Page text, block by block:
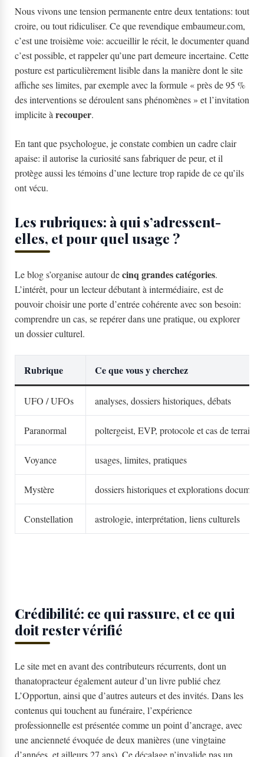
Nous vivons une tension permanente entre deux tentations: tout
croire, ou tout ridiculiser. Ce que revendique embaumeur.com,
c’est une troisième voie: accueillir le récit, le documenter quand
c’est possible, et rappeler qu’une part demeure incertaine. Cette
posture est particulièrement lisible dans la manière dont le site
affiche ses limites, par exemple avec la formule « près de 95 %
des interventions se déroulent sans phénomènes » et l’invitation
implicite à recouper.
En tant que psychologue, je constate combien un cadre clair
apaise: il autorise la curiosité sans fabriquer de peur, et il
protège aussi les témoins d’une lecture trop rapide de ce qu’ils
ont vécu.
Les rubriques: à qui s’adressent-
elles, et pour quel usage ?
Le blog s’organise autour decinq grandes catégories.
L’intérêt, pour un lecteur débutant à intermédiaire, est de
pouvoir choisir une porte d’entrée cohérente avec son besoin:
comprendre un cas, se repérer dans une pratique, ou explorer
un dossier culturel.
Rubrique Ce que vous y cherchez
UFO / UFOs analyses, dossiers historiques, débats
Paranormal poltergeist, EVP, protocole et cas de terrain
Voyance usages, limites, pratiques
Mystère dossiers historiques et explorations
Constellation astrologie, interprétation, liens culturels
Crédibilité: ce qui rassure, et ce qui
doit rester vérifié
Le site met en avant des contributeurs récurrents, dont un
thanatopracteur également auteur d’un livre publié chez
L’Opportun, ainsi que d’autres auteurs et des invités. Dans les
contenus qui touchent au funéraire, l’expérience
professionnelle est présentée comme un point d’ancrage, avec
une ancienneté évoquée de deux manières (une vingtaine
d’années, et ailleurs 27 ans). Ce décalage n’invalide pas un